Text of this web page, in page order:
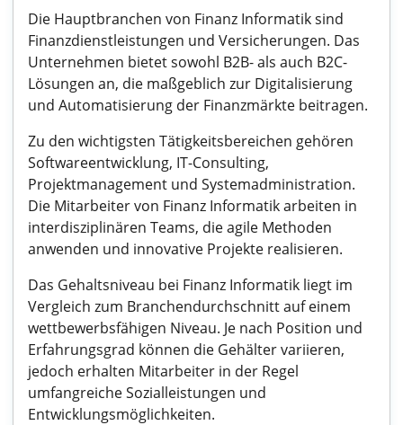
Die Hauptbranchen von Finanz Informatik sind
Finanzdienstleistungen und Versicherungen. Das
Unternehmen bietet sowohl B2B- als auch B2C-
Lösungen an, die maßgeblich zur Digitalisierung
und Automatisierung der Finanzmärkte beitragen.
Zu den wichtigsten Tätigkeitsbereichen gehören
Softwareentwicklung, IT-Consulting,
Projektmanagement und Systemadministration.
Die Mitarbeiter von Finanz Informatik arbeiten in
interdisziplinären Teams, die agile Methoden
anwenden und innovative Projekte realisieren.
Das Gehaltsniveau bei Finanz Informatik liegt im
Vergleich zum Branchendurchschnitt auf einem
wettbewerbsfähigen Niveau. Je nach Position und
Erfahrungsgrad können die Gehälter variieren,
jedoch erhalten Mitarbeiter in der Regel
umfangreiche Sozialleistungen und
Entwicklungsmöglichkeiten.